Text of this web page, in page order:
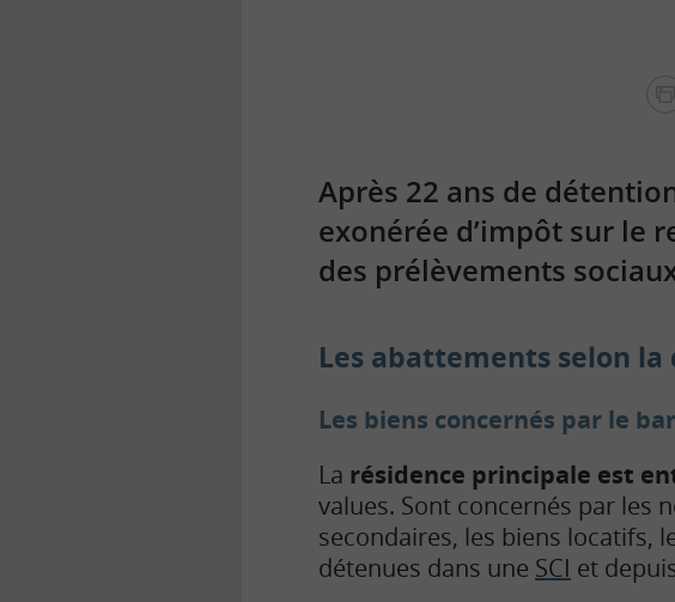
Après 22 ans de
exonérée d’impôt sur le
des prélèvements
Les abattements selon
Les biens concernés par le
La résidence principale est
values. Sont concernés par les
secondaires, les biens locatifs,
détenues dans une SCI et